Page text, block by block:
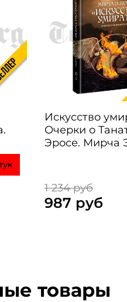
Искусство
Очерки о
Эросе. Мирча
1 234 руб
987 руб
товары